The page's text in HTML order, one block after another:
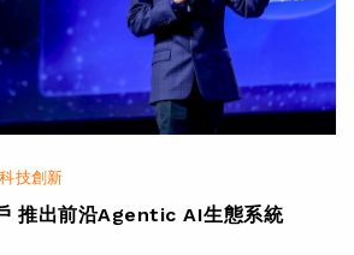
科技創新
推出前沿Agentic AI生態系統